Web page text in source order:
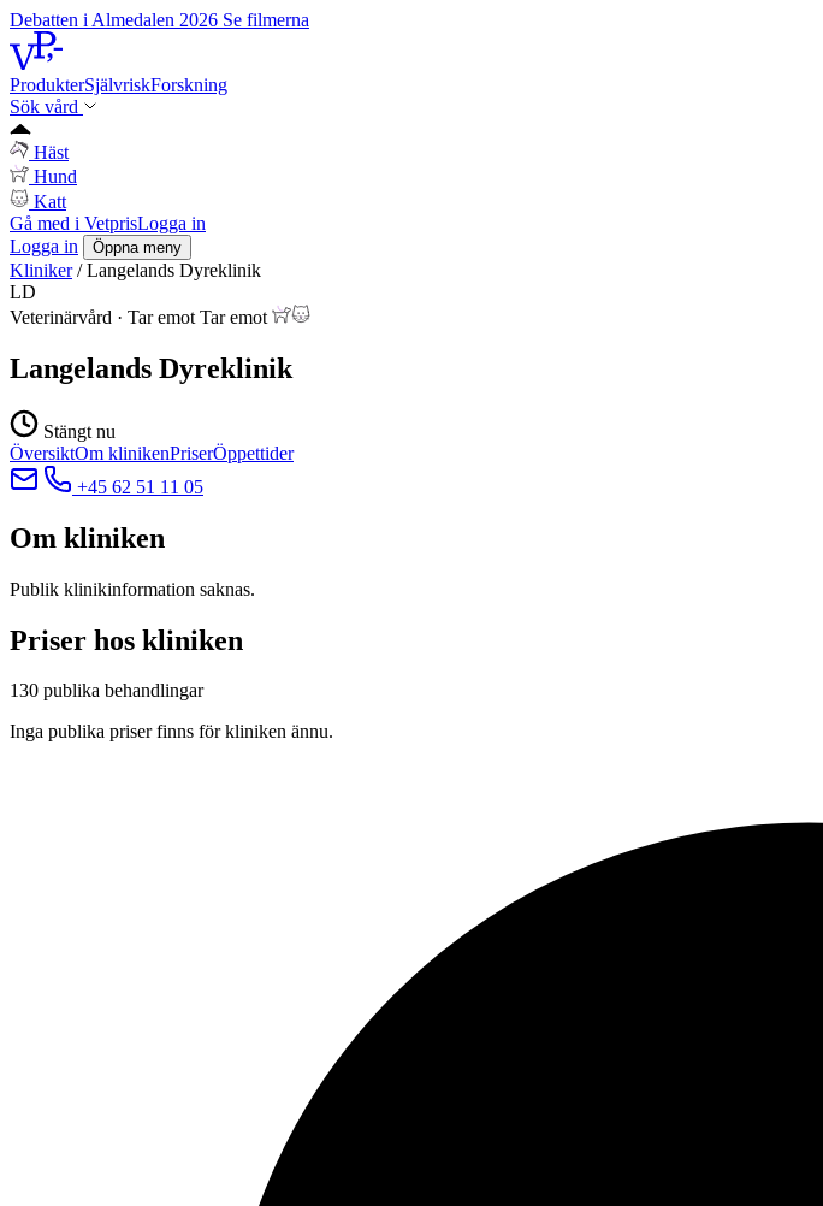
Debatten i Almedalen 2026 Se filmerna
ProdukterSjälvriskForskning
Sök vård
Häst
Hund
Katt
Gå med i VetprisLogga in
Logga in
Öppna meny
Kliniker / Langelands Dyreklinik
LD
Veterinärvård · Tar emot Tar emot
Langelands Dyreklinik
Stängt nu
ÖversiktOm klinikenPriserÖppettider
+45 62 51 11 05
Om kliniken
Publik klinikinformation saknas.
Priser hos kliniken
130 publika behandlingar
Inga publika priser finns för kliniken ännu.